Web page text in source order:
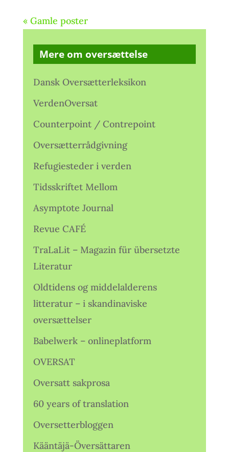
« Gamle poster
Mere om oversættelse
Dansk Oversætterleksikon
VerdenOversat
Counterpoint / Contrepoint
Oversætterrådgivning
Refugiesteder i verden
Tidsskriftet Mellom
Asymptote Journal
Revue CAFÉ
TraLaLit – Magazin für übersetzte
Literatur
Oldtidens og middelalderens
litteratur – i skandinaviske
oversættelser
Babelwerk – onlineplatform
OVERSAT
Oversatt sakprosa
60 years of translation
Oversetterbloggen
Kääntäjä-Översättaren